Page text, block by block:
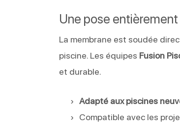
Une pose
La membrane est soudée
piscine. Les équipes Fusion
et durable.
Adapté aux piscines
Compatible avec les